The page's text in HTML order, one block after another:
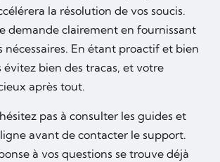
la résolution de vos soucis.
demande clairement en fournissant
nécessaires. En étant proactif et bien
évitez bien des tracas, et votre
après tout.
pas à consulter les guides et
avant de contacter le support.
à vos questions se trouve déjà